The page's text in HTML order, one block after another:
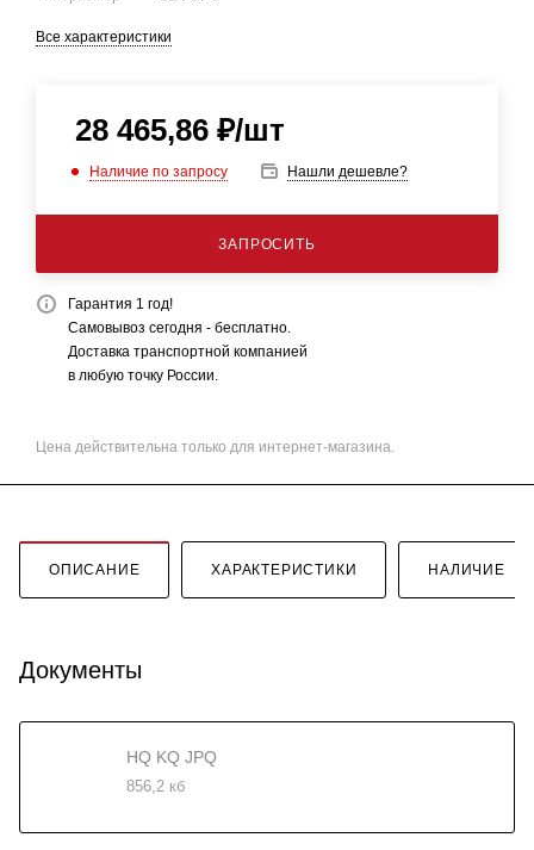
Все характеристики
28 465,86 ₽/шт
Наличие по запросу Нашли дешевле?
ЗАПРОСИТЬ
Гарантия 1 год!
Самовывоз сегодня - бесплатно.
Доставка транспортной компанией
в любую точку России.
Цена действительна только для интернет-магазина.
ОПИСАНИЕ ХАРАКТЕРИСТИКИ НАЛИЧИЕ
Документы
HQ KQ JPQ
856,2 кб